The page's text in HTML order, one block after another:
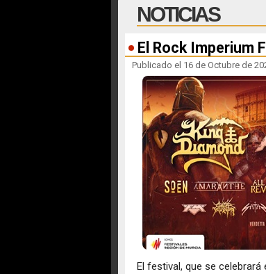
NOTICIAS
El Rock Imperium
Publicado el 16 de Octubre de
El festival, que se celebrará